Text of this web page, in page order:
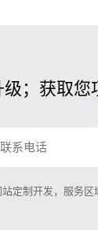
；获取
定制开发，服务